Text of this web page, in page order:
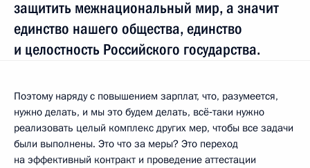
защитить межнациональный мир, а значит
единство нашего общества, единство
и целостность Российского государства.
Поэтому наряду с повышением зарплат, что, разумеется,
нужно делать, и мы это будем делать, всё‑таки нужно
реализовать целый комплекс других мер, чтобы все задачи
были выполнены. Это что за меры? Это переход
на эффективный контракт и проведение аттестации